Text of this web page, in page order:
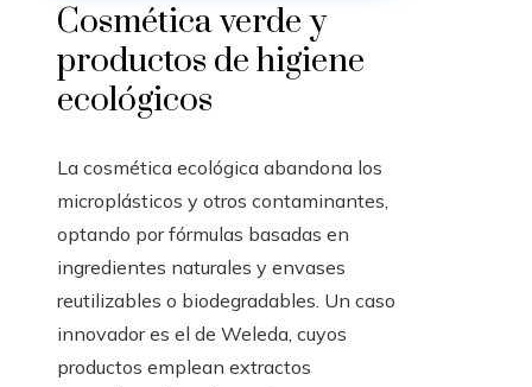
Cosmética verde y
productos de higiene
ecológicos
La cosmética ecológica abandona los
microplásticos y otros contaminantes,
optando por fórmulas basadas en
ingredientes naturales y envases
reutilizables o biodegradables. Un caso
innovador es el de Weleda, cuyos
productos emplean extractos